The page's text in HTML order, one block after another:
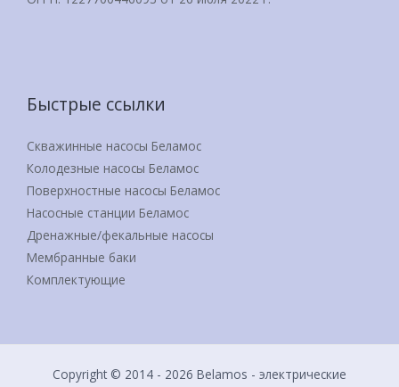
Быстрые ссылки
Скважинные насосы Беламос
Колодезные насосы Беламос
Поверхностные насосы Беламос
Насосные станции Беламос
Дренажные/фекальные насосы
Мембранные баки
Комплектующие
Copyright © 2014 - 2026 Belamos - электрические